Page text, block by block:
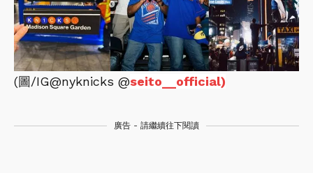
(圖/IG@nyknicks @seito__official)
廣告 - 請繼續往下閱讀